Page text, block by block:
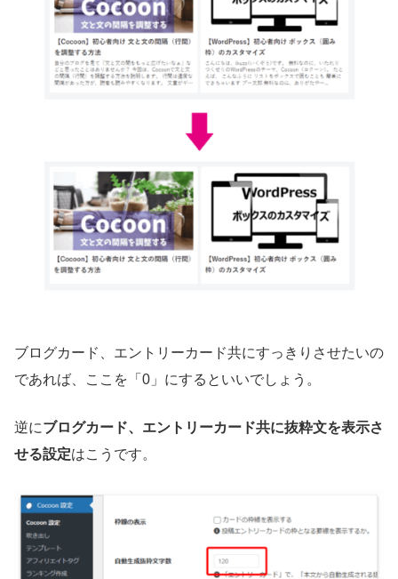
ブログカード、エントリーカード共にすっきりさせたいの
であれば、ここを「0」にするといいでしょう。
逆にブログカード、エントリーカード共に抜粋文を表示さ
せる設定はこうです。